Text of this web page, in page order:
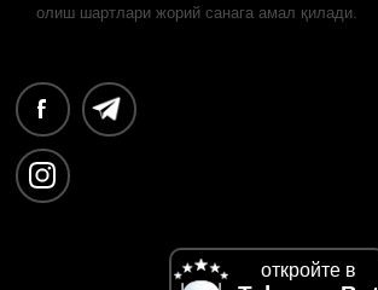
олиш шартлари жорий санага амал қилади.
откройте в